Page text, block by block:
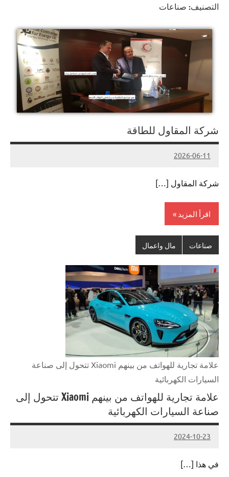
التصنيف: صناعات
شركة المقاول للطاقة
2026-06-11
Admin#
لا
تعليقات
شركة المقاول […]
اقرأ المزيد
صناعات مال واعمال
علامة تجارية للهواتف من بينهم Xiaomi تتحول إلى صناعة
السيارات الكهربائية
علامة تجارية للهواتف من بينهم Xiaomi تتحول إلى
صناعة السيارات الكهربائية
2024-10-23
Admin#
لا
تعليقات
في هذا […]